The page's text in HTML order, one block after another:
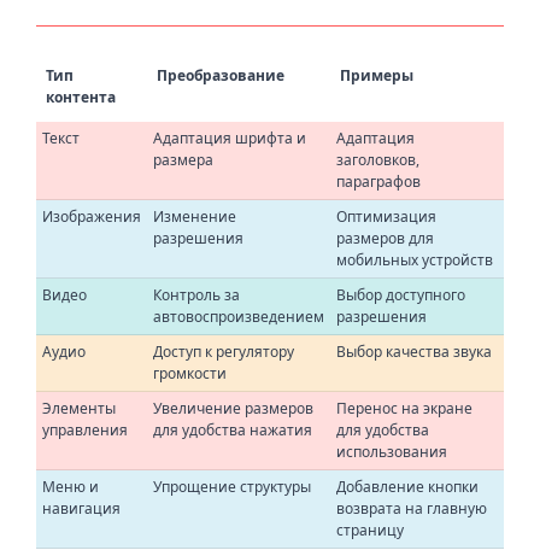
Тип
контента
Преобразование Примеры
Текст
Адаптация шрифта и
размера
Адаптация
заголовков,
параграфов
Изображения
Изменение
разрешения
Оптимизация
размеров для
мобильных устройств
Видео
Контроль за
автовоспроизведением
Выбор доступного
разрешения
Аудио
Доступ к регулятору
громкости
Выбор качества звука
Элементы
управления
Увеличение размеров
для удобства нажатия
Перенос на экране
для удобства
использования
Меню и
навигация
Упрощение структуры
Добавление кнопки
возврата на главную
страницу